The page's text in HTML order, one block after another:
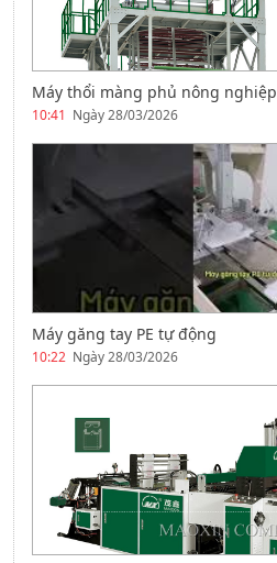
Máy thổi màng phủ nông
10:41 Ngày 28/03/2026
Máy găng tay PE tự động
10:22 Ngày 28/03/2026